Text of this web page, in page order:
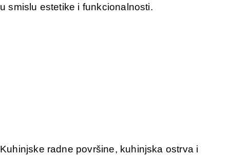
u smislu estetike i funkcionalnosti.
Kuhinjske radne površine, kuhinjska ostrva i